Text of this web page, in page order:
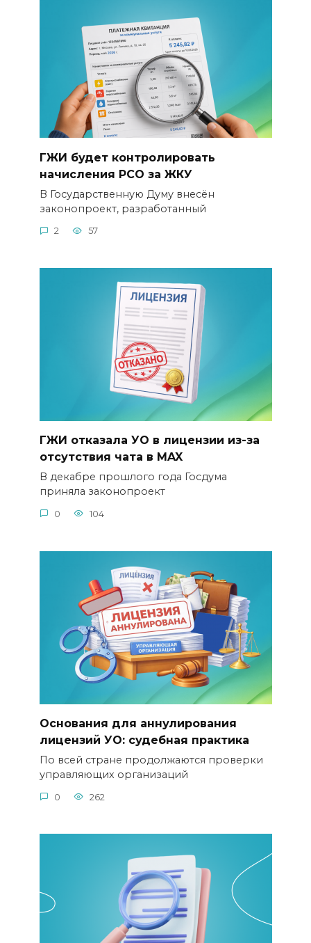
ГЖИ будет контролировать
начисления РСО за ЖКУ
В Государственную Думу внесён
законопроект, разработанный
2 57
ГЖИ отказала УО в лицензии из-за
отсутствия чата в MAX
В декабре прошлого года Госдума
приняла законопроект
0 104
Основания для аннулирования
лицензий УО: судебная практика
По всей стране продолжаются проверки
управляющих организаций
0 262